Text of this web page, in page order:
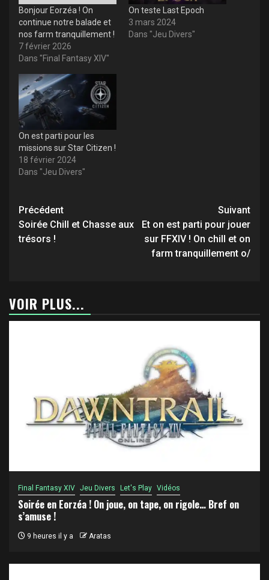
Bonjour Eorzéa ! On
continue notre balade et
nos farm tranquillement !
7 février 2026
Dans "Final Fantasy XIV"
On teste Last Epoch
3 mars 2024
Dans "Jeu Divers"
On est parti pour les
missions sur Star Citizen !
18 février 2024
Dans "Jeu Divers"
Navigation
d’article
Précédent
Soirée Chill et Chasse aux
trésors !
Suivant
Et on est parti pour jouer
sur FFXIV ! On chill et on
farm tranquillement o/
VOIR PLUS...
Final Fantasy XIV Jeu Divers Let's Play Vidéos
Soirée en Eorzéa ! On joue, on tape, on rigole… Bref on
s’amuse !
9 heures il y a Aratas